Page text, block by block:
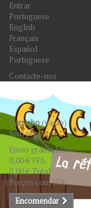
Entrar
Portuguese
English
Français
Español
Portuguese
Contacte-nos
Carrinho(vazio)
Sem produtos
Envio grátis!Envio
0,00 € IVA
0,00 €Total
Preços com IVA
Encomendar